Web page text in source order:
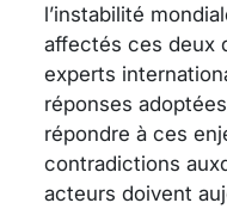
l’instabilité
affectés ces deux
experts
réponses
répondre à ces
contradictions
acteurs doivent